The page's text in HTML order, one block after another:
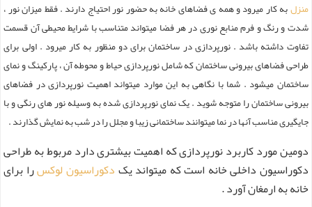
منزلبه کار میرود و همه ی فضاهای خانه به حضور نور احتیاج دارند . فقط میزان نور ،
شدت و رنگ و فرم منابع نوری در هر فضا میتواند متناسب با شرایط محیطی آن قسمت
تفاوت داشته باشد .نورپردازی در ساختمان برای دو منظور به کار میرود . اولی برای
طراحی فضاهای بیرونی ساختمان که شامل نورپردازی حیاط و محوطه آن ، پارکینگ و نمای
ساختمان میشود . شما با نگاهی به این موارد میتواند اهمیت نورپردازی در فضاهای
بیرونی ساختمان را متوجه شوید . یک نمای نورپردازی شده به وسیله نور های رنگی و با
جایگیری مناسب آنها در نما میتوانند ساختمانی زیبا و مجلل را در شب به نمایش گذارند .
دومین مورد کاربرد نورپردازی که اهمیت بیشتری دارد مربوط به طراحی
دکوراسیون داخلی خانه است که میتواند یکدکوراسیون لوکسرا برای
خانه به ارمغان آورد .